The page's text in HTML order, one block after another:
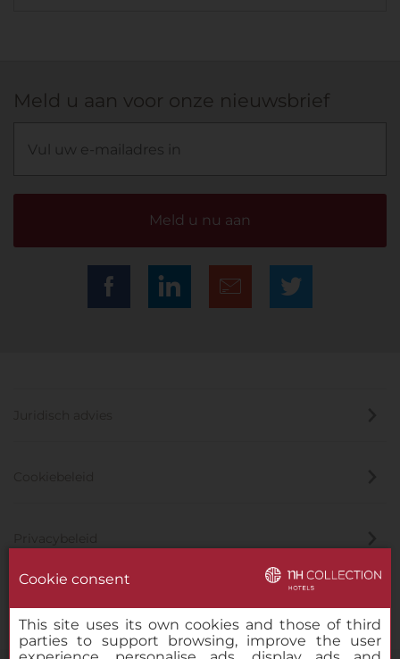
Meld u aan voor onze nieuwsbrief
Meld u nu aan
Cookie consent
This site uses its own cookies and those of third
parties to support browsing, improve the user